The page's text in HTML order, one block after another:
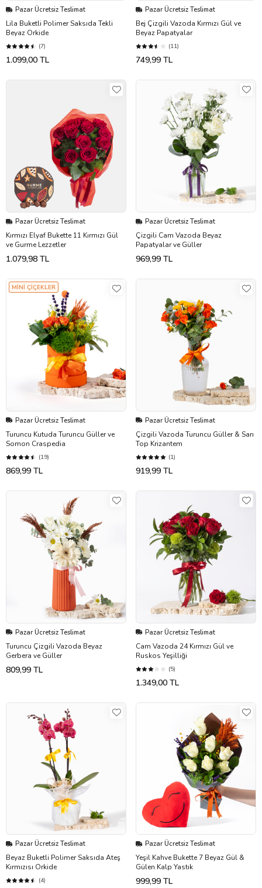
Pazar Ücretsiz Teslimat
Lila Buketli Polimer Saksıda Tekli
Beyaz Orkide
(7)
1.099,00 TL
Pazar Ücretsiz Teslimat
Bej Çizgili Vazoda Kırmızı Gül ve
Beyaz Papatyalar
(11)
749,99 TL
Pazar Ücretsiz Teslimat
Kırmızı Elyaf Bukette 11 Kırmızı Gül
ve Gurme Lezzetler
1.079,98 TL
Pazar Ücretsiz Teslimat
Çizgili Cam Vazoda Beyaz
Papatyalar ve Güller
969,99 TL
MİNİ ÇİÇEKLER
Pazar Ücretsiz Teslimat
Turuncu Kutuda Turuncu Güller ve
Somon Craspedia
(19)
869,99 TL
Pazar Ücretsiz Teslimat
Çizgili Vazoda Turuncu Güller & Sarı
Top Krizantem
(1)
919,99 TL
Pazar Ücretsiz Teslimat
Turuncu Çizgili Vazoda Beyaz
Gerbera ve Güller
809,99 TL
Pazar Ücretsiz Teslimat
Cam Vazoda 24 Kırmızı Gül ve
Ruskos Yeşilliği
(5)
1.349,00 TL
Pazar Ücretsiz Teslimat
Beyaz Buketli Polimer Saksıda Ateş
Kırmızısı Orkide
(4)
Pazar Ücretsiz Teslimat
Yeşil Kahve Bukette 7 Beyaz Gül &
Gülen Kalp Yastık
999,99 TL